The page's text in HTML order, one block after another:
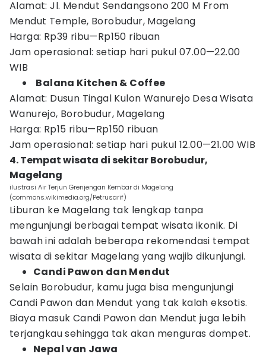
Alamat: Jl. Mendut Sendangsono 200 M From
Mendut Temple, Borobudur, Magelang
Harga: Rp39 ribu—Rp150 ribuan
Jam operasional: setiap hari pukul 07.00—22.00
WIB
Balana Kitchen & Coffee
Alamat: Dusun Tingal Kulon Wanurejo Desa Wisata
Wanurejo, Borobudur, Magelang
Harga: Rp15 ribu—Rp150 ribuan
Jam operasional: setiap hari pukul 12.00—21.00 WIB
4. Tempat wisata di sekitar Borobudur,
Magelang
ilustrasi Air Terjun Grenjengan Kembar di Magelang
(commons.wikimedia.org/Petrusarif)
Liburan ke Magelang tak lengkap tanpa
mengunjungi berbagai tempat wisata ikonik. Di
bawah ini adalah beberapa rekomendasi tempat
wisata di sekitar Magelang yang wajib dikunjungi.
Candi Pawon dan Mendut
Selain Borobudur, kamu juga bisa mengunjungi
Candi Pawon dan Mendut yang tak kalah eksotis.
Biaya masuk Candi Pawon dan Mendut juga lebih
terjangkau sehingga tak akan menguras dompet.
Nepal van Jawa